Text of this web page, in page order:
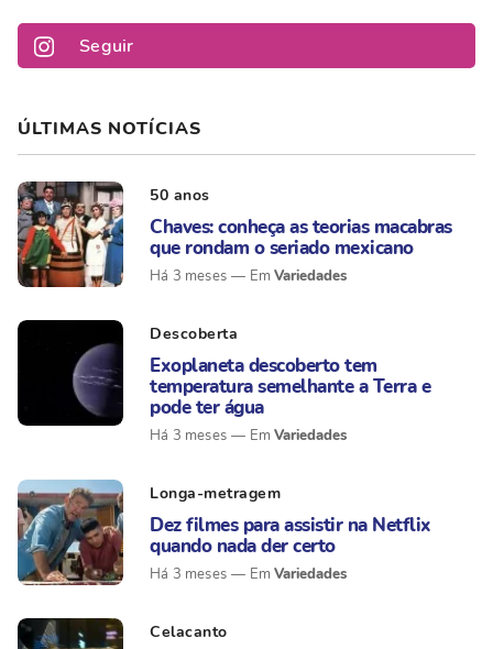
Seguir
ÚLTIMAS NOTÍCIAS
50 anos
Chaves: conheça as teorias macabras
que rondam o seriado mexicano
Há 3 meses Variedades
Descoberta
Exoplaneta descoberto tem
temperatura semelhante a Terra e
pode ter água
Há 3 meses Variedades
Longa-metragem
Dez filmes para assistir na Netflix
quando nada der certo
Há 3 meses Variedades
Celacanto